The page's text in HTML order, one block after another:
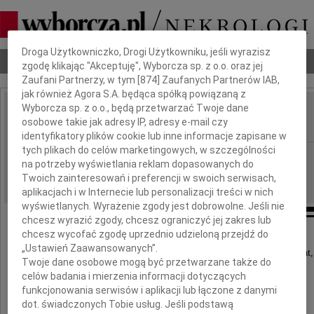
Nekrologi Odeszli Poradnik pogrzebowy
IMIĘ I NAZWISKO: Józef Nowacki
REGION: Katowice
DATA EMISJI: 18.12.2009
Pogrążeni w smutku zawiadamiamy,
że w dniu 15 grudnia 2009 roku w wieku 89 lat,
po długiej i ciężkiej chorobie zmarł
Dbamy o Twoją prywatność
Droga Użytkowniczko, Drogi Użytkowniku, jeśli wyrazisz
zgodę klikając "Akceptuję", Wyborcza sp. z o.o. oraz jej
Zaufani Partnerzy, w tym [874 ] Zaufanych Partnerów IAB,
jak również Agora S.A. będąca spółką powiązaną z
Wyborcza sp. z o.o., będą przetwarzać Twoje dane
osobowe takie jak adresy IP, adresy e-mail czy
identyfikatory plików cookie lub inne informacje zapisane w
tych plikach do celów marketingowych, w szczególności
na potrzeby wyświetlania reklam dopasowanych do
Twoich zainteresowań i preferencji w swoich serwisach,
aplikacjach i w Internecie lub personalizacji treści w nich
wyświetlanych. Wyrażenie zgody jest dobrowolne. Jeśli nie
chcesz wyrazić zgody, chcesz ograniczyć jej zakres lub
chcesz wycofać zgodę uprzednio udzieloną przejdź do
„Ustawień Zaawansowanych”.
Twoje dane osobowe mogą być przetwarzane także do
celów badania i mierzenia informacji dotyczących
funkcjonowania serwisów i aplikacji lub łączone z danymi
dot. świadczonych Tobie usług. Jeśli podstawą